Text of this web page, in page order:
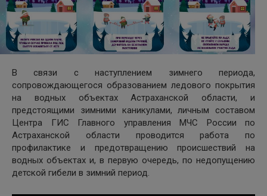
В связи с наступлением зимнего периода,
сопровождающегося образованием ледового покрытия
на водных объектах Астраханской области, и
предстоящими зимними каникулами, личным составом
Центра ГИС Главного управления МЧС России по
Астраханской области проводится работа по
профилактике и предотвращению происшествий на
водных объектах и, в первую очередь, по недопущению
детской гибели в зимний период.